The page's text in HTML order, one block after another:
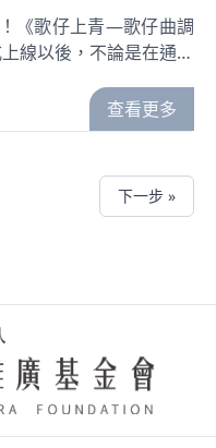
至10月20日收件，優選
獲得兒童歌仔戲專屬大
絲專頁查詢。 歌仔戲推
兒童歌仔戲的活動是為
動主題曲唱的『小小花
曲種子在臺灣囡仔心中
野花盛開』！【2026兒
前廣場（南投縣南投市
團《哮天犬的限時任
南屯區文心路一段289
《歌仔上青—歌仔曲調
線以後，不論是在通勤
裡熟悉的陪伴🎧 現已上
MUSIC｜
常❤️Apple Music ►
music-
Music ►
B0H7SHDKGTYouTube
查看更多
下一步 »